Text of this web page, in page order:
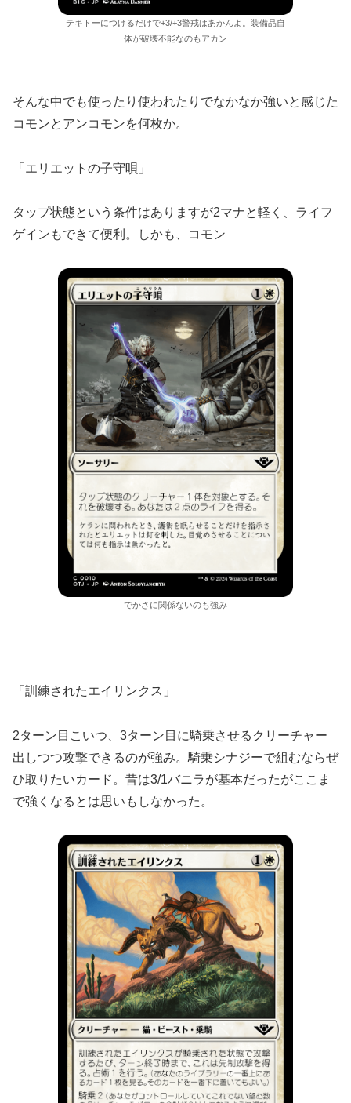
テキトーにつけるだけで+3/+3警戒はあかんよ。装備品自
体が破壊不能なのもアカン
そんな中でも使ったり使われたりでなかなか強いと感じた
コモンとアンコモンを何枚か。
「エリエットの子守唄」
タップ状態という条件はありますが2マナと軽く、ライフ
ゲインもできて便利。しかも、コモン
でかさに関係ないのも強み
「訓練されたエイリンクス」
2ターン目こいつ、3ターン目に騎乗させるクリーチャー
出しつつ攻撃できるのが強み。騎乗シナジーで組むならぜ
ひ取りたいカード。昔は3/1バニラが基本だったがここま
で強くなるとは思いもしなかった。